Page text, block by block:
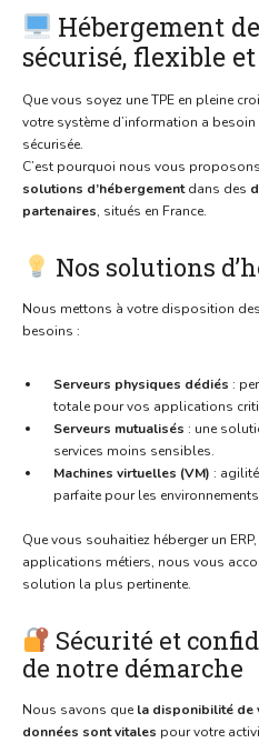
Hébergement
sécurisé, flexible
Que vous soyez une TPE en pleine
votre système d’information a
sécurisée.
C’est pourquoi nous vous
solutions d’hébergementdans des
partenaires, situés en France.
Nos solutions
Nous mettons à votre disposition
besoins :
Serveurs physiques dédiés :
totale pour vos applications
Serveurs mutualisés : une
services moins sensibles.
Machines virtuelles (VM) :
parfaite pour les
Que vous souhaitiez héberger un
applications métiers, nous vous
solution la plus pertinente.
Sécurité et
de notre démarche
Nous savons que la disponibilité de
données sont vitales pour votre